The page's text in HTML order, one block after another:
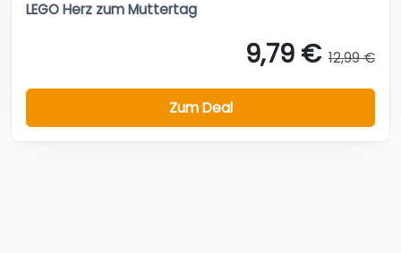
LEGO Herz zum Muttertag
9,79 € 12,99 €
Zum Deal